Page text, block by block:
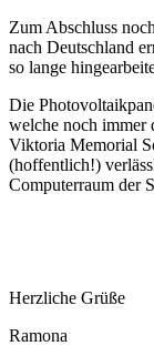
Zum Abschluss
nach Deutschland
so lange
Die
welche noch
Viktoria Memorial
(hoffentlich!)
Computerraum der
Herzliche Grüße
Ramona